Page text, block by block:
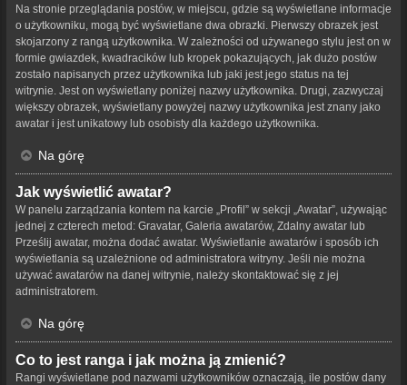
Na stronie przeglądania postów, w miejscu, gdzie są wyświetlane informacje
o użytkowniku, mogą być wyświetlane dwa obrazki. Pierwszy obrazek jest
skojarzony z rangą użytkownika. W zależności od używanego stylu jest on w
formie gwiazdek, kwadracików lub kropek pokazujących, jak dużo postów
zostało napisanych przez użytkownika lub jaki jest jego status na tej
witrynie. Jest on wyświetlany poniżej nazwy użytkownika. Drugi, zazwyczaj
większy obrazek, wyświetlany powyżej nazwy użytkownika jest znany jako
awatar i jest unikatowy lub osobisty dla każdego użytkownika.
Na górę
Jak wyświetlić awatar?
W panelu zarządzania kontem na karcie „Profil” w sekcji „Awatar”, używając
jednej z czterech metod: Gravatar, Galeria awatarów, Zdalny awatar lub
Prześlij awatar, można dodać awatar. Wyświetlanie awatarów i sposób ich
wyświetlania są uzależnione od administratora witryny. Jeśli nie można
używać awatarów na danej witrynie, należy skontaktować się z jej
administratorem.
Na górę
Co to jest ranga i jak można ją zmienić?
Rangi wyświetlane pod nazwami użytkowników oznaczają, ile postów dany